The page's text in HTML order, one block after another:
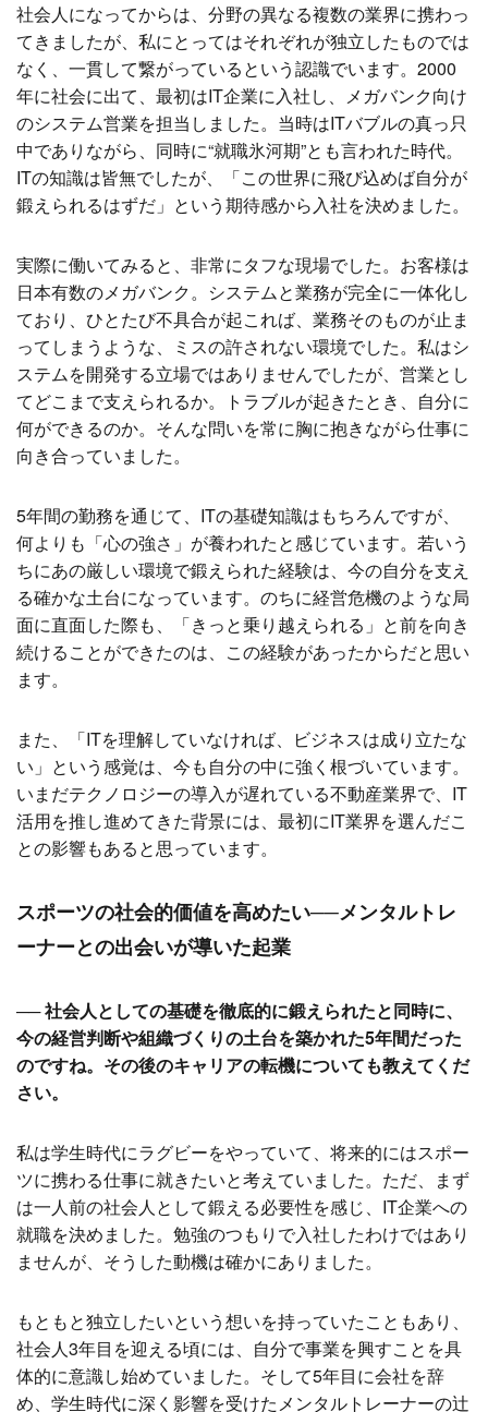
社会人になってからは、分野の異なる複数の業界に携わっ
てきましたが、私にとってはそれぞれが独立したものでは
なく、一貫して繋がっているという認識でいます。2000
年に社会に出て、最初はIT企業に入社し、メガバンク向け
のシステム営業を担当しました。当時はITバブルの真っ只
中でありながら、同時に“就職氷河期”とも言われた時代。
ITの知識は皆無でしたが、「この世界に飛び込めば自分が
鍛えられるはずだ」という期待感から入社を決めました。
実際に働いてみると、非常にタフな現場でした。お客様は
日本有数のメガバンク。システムと業務が完全に一体化し
ており、ひとたび不具合が起これば、業務そのものが止ま
ってしまうような、ミスの許されない環境でした。私はシ
ステムを開発する立場ではありませんでしたが、営業とし
てどこまで支えられるか。トラブルが起きたとき、自分に
何ができるのか。そんな問いを常に胸に抱きながら仕事に
向き合っていました。
5年間の勤務を通じて、ITの基礎知識はもちろんですが、
何よりも「心の強さ」が養われたと感じています。若いう
ちにあの厳しい環境で鍛えられた経験は、今の自分を支え
る確かな土台になっています。のちに経営危機のような局
面に直面した際も、「きっと乗り越えられる」と前を向き
続けることができたのは、この経験があったからだと思い
ます。
また、「ITを理解していなければ、ビジネスは成り立たな
い」という感覚は、今も自分の中に強く根づいています。
いまだテクノロジーの導入が遅れている不動産業界で、IT
活用を推し進めてきた背景には、最初にIT業界を選んだこ
との影響もあると思っています。
スポーツの社会的価値を高めたい──メンタルトレ
ーナーとの出会いが導いた起業
── 社会人としての基礎を徹底的に鍛えられたと同時に、
今の経営判断や組織づくりの土台を築かれた5年間だった
のですね。その後のキャリアの転機についても教えてくだ
さい。
私は学生時代にラグビーをやっていて、将来的にはスポー
ツに携わる仕事に就きたいと考えていました。ただ、まず
は一人前の社会人として鍛える必要性を感じ、IT企業への
就職を決めました。勉強のつもりで入社したわけではあり
ませんが、そうした動機は確かにありました。
もともと独立したいという想いを持っていたこともあり、
社会人3年目を迎える頃には、自分で事業を興すことを具
体的に意識し始めていました。そして5年目に会社を辞
め、学生時代に深く影響を受けたメンタルトレーナーの辻